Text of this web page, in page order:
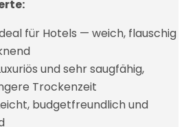
für Hotels — weich, flauschig
und sehr saugfähig,
Trockenzeit
budgetfreundlich und